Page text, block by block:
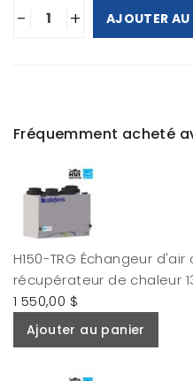
- + AJOUTER AU
Fréquemment acheté
H150-TRG Échangeur
récupérateur de chaleur
1 550,00 $
Ajouter au panier